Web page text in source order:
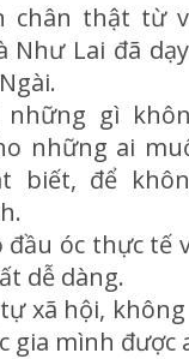
chân thật từ
Như Lai đã
những gì
những ai
biết, để
đầu óc thực tế
dễ dàng.
xã hội,
gia mình được